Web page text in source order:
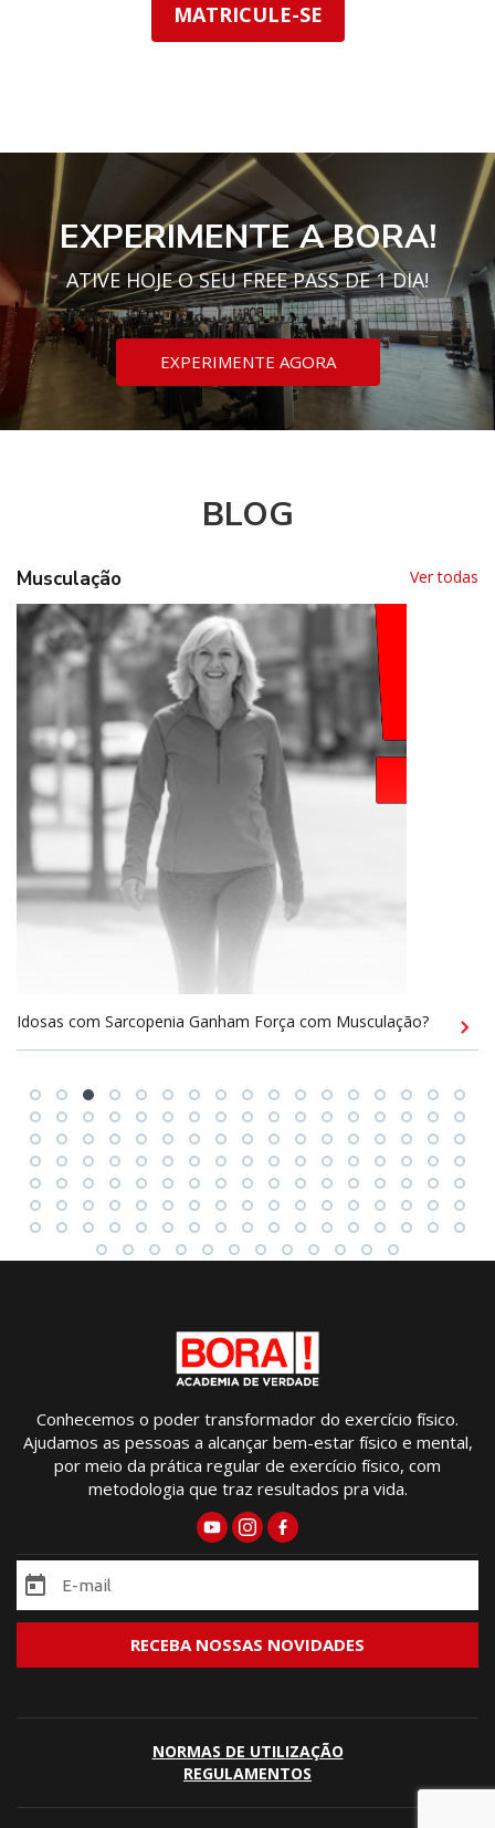
MATRICULE-SE
EXPERIMENTE A BORA!
ATIVE HOJE O SEU FREE PASS DE 1 DIA!
EXPERIMENTE AGORA
BLOG
Musculação Ver todas
Idosas com Sarcopenia Ganham Força com Musculação?
Conhecemos o poder transformador do exercício físico.
Ajudamos as pessoas a alcançar bem-estar físico e mental,
por meio da prática regular de exercício físico, com
metodologia que traz resultados pra vida.
NORMAS DE UTILIZAÇÃO
REGULAMENTOS